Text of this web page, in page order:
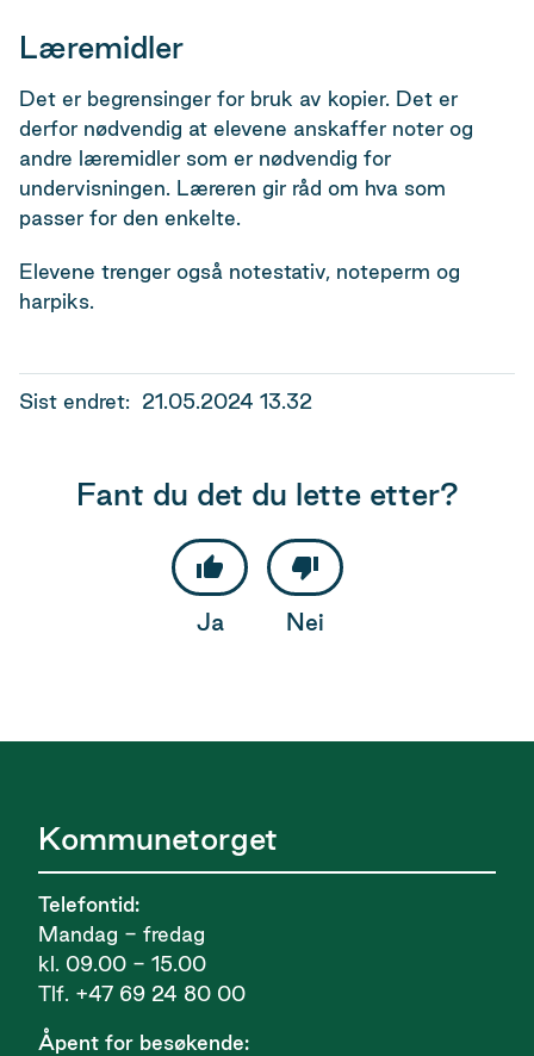
Læremidler
Det er begrensinger for bruk av kopier. Det er
derfor nødvendig at elevene anskaffer noter og
andre læremidler som er nødvendig for
undervisningen. Læreren gir råd om hva som
passer for den enkelte.
Elevene trenger også notestativ, noteperm og
harpiks.
Sist endret 21.05.2024 13.32
Fant du det du lette etter?
Ja Nei
Kommunetorget
Telefontid:
Mandag - fredag
kl. 09.00 - 15.00
Tlf. +47 69 24 80 00
Åpent for besøkende: